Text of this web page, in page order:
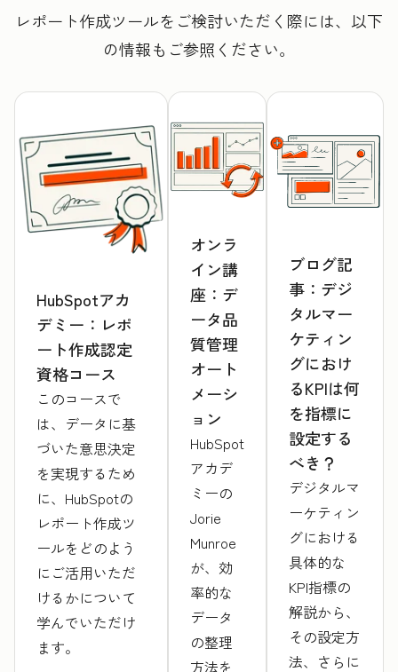
レポート作成ツールをご検討いただく際には、以下
の情報もご参照ください。
HubSpotアカ
デミー：レポ
ート作成認定
資格コース
このコースで
は、データに基
づいた意思決定
を実現するため
に、HubSpotの
レポート作成ツ
ールをどのよう
にご活用いただ
けるかについて
学んでいただけ
ます。
オンラ
イン講
座：デ
ータ品
質管理
オート
メーシ
ョン
HubSpot
アカデ
ミーの
Jorie
Munroe
が、効
率的な
データ
の整理
方法を
ブログ記
事：デジ
タルマー
ケティン
グにおけ
るKPIは何
を指標に
設定する
べき？
デジタルマ
ーケティン
グにおける
具体的な
KPI指標の
解説から、
その設定方
法、さらに